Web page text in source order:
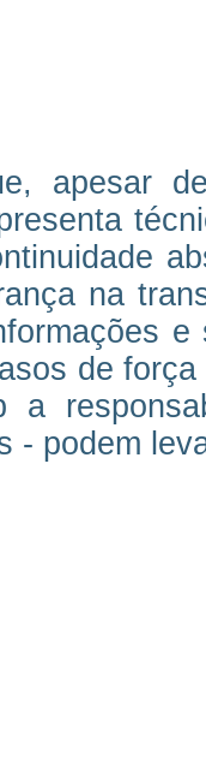
apesar
na
de
a
- podem